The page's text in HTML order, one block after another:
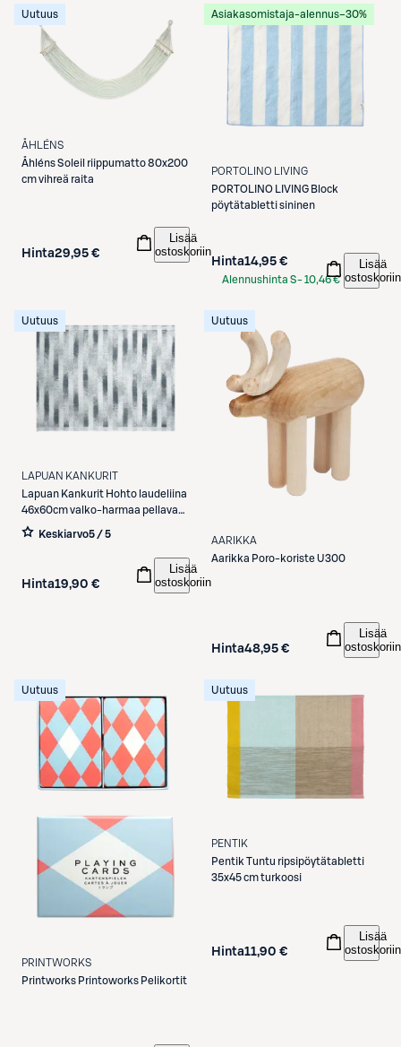
Uutuus
ÅHLÉNS
ÅhlénsSoleil riippumatto 80x200
cm vihreä raita
Hinta29,95 €
Lisää
ostoskoriin
Asiakasomistaja-alennus−30%
PORTOLINO LIVING
PORTOLINO LIVING Block
pöytätabletti sininen
Hinta14,95 €
Alennushinta S-10,46 €
Lisää
ostoskoriin
Uutuus
LAPUAN KANKURIT
Lapuan Kankurit Hohto laudeliina
46x60cm valko-harmaa pellava-
puuvilla
Keskiarvo5 / 5
Hinta19,90 €
Lisää
ostoskoriin
Uutuus
AARIKKA
Aarikka Poro-koriste U300
Hinta48,95 €
Lisää
ostoskoriin
Uutuus
PRINTWORKS
Printworks Printoworks Pelikortit
Uutuus
PENTIK
Pentik Tuntu ripsipöytätabletti
35x45 cm turkoosi
Hinta11,90 €
Lisää
ostoskoriin